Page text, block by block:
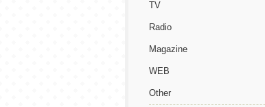
TV
Radio
Magazine
WEB
Other